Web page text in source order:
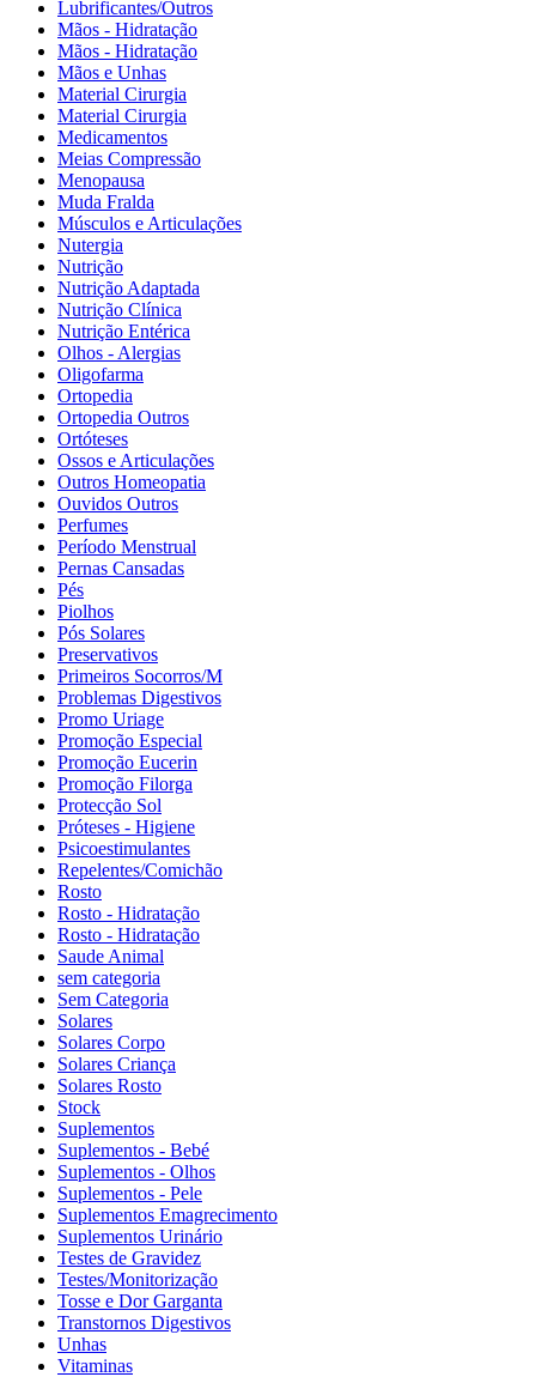
Lubrificantes/Outros
Mãos - Hidratação
Mãos - Hidratação
Mãos e Unhas
Material Cirurgia
Material Cirurgia
Medicamentos
Meias Compressão
Menopausa
Muda Fralda
Músculos e Articulações
Nutergia
Nutrição
Nutrição Adaptada
Nutrição Clínica
Nutrição Entérica
Olhos - Alergias
Oligofarma
Ortopedia
Ortopedia Outros
Ortóteses
Ossos e Articulações
Outros Homeopatia
Ouvidos Outros
Perfumes
Período Menstrual
Pernas Cansadas
Pés
Piolhos
Pós Solares
Preservativos
Primeiros Socorros/M
Problemas Digestivos
Promo Uriage
Promoção Especial
Promoção Eucerin
Promoção Filorga
Protecção Sol
Próteses - Higiene
Psicoestimulantes
Repelentes/Comichão
Rosto
Rosto - Hidratação
Rosto - Hidratação
Saude Animal
sem categoria
Sem Categoria
Solares
Solares Corpo
Solares Criança
Solares Rosto
Stock
Suplementos
Suplementos - Bebé
Suplementos - Olhos
Suplementos - Pele
Suplementos Emagrecimento
Suplementos Urinário
Testes de Gravidez
Testes/Monitorização
Tosse e Dor Garganta
Transtornos Digestivos
Unhas
Vitaminas